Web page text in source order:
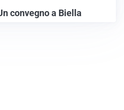
convegno a Biella